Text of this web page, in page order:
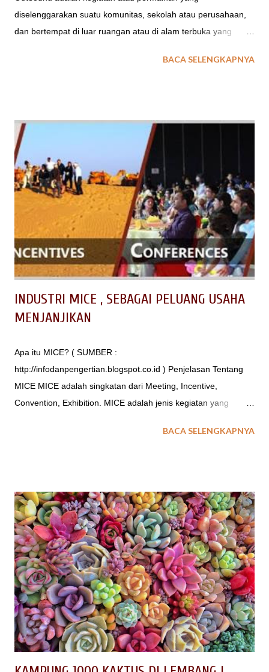
diselenggarakan suatu komunitas, sekolah atau perusahaan,
dan bertempat di luar ruangan atau di alam terbuka yang
menjadi lebih baik atau positif. Ada beberapa jenis permainan
outbound yang dikemas berupa olah raga adalah rafting di
Cimanuk Garut. baca juga : Review Singkat Tentang
Outbound Rafting Bagi kamu pencinta olahraga ekstrim dan
penuh tantangan adrenalin, outbound rafting di Cimanuk Garut
merupakan pilihan tepat. Wisata olahraga air yang menantang
ini berlokasi di Garut, Jawa Barat. Wisata Arung Jeram Rafting
Sungai Cimanuk di Bayongbong Garut, Jawa Barat merupakan
salah satu tempat wisata outbound di Desa Buyongbong,
Kabupaten Ga...
BACA SELENGKAPNYA
INDUSTRI MICE , SEBAGAI PELUANG USAHA
MENJANJIKAN
Apa itu MICE? ( SUMBER :
http://infodanpengertian.blogspot.co.id ) Penjelasan Tentang
MICE MICE adalah singkatan dari Meeting, Incentive,
Convention, Exhibition. MICE adalah jenis kegiatan yang
rencakanan secara matang oleh suatu kelompok atau
baru dalam masyarakat karena belum banyak memiliki
peminat seperti bisnis lainnya. Mengingat masih kurangnya
pengetahuan tentang MICE di Indonesia. Berikut dijelaskan
pengertian MICE menurut para pakar: Menurut Pendit
(1999:25) , MICE diartikan sebagai wisata konvensi, dengan
batasan: usaha jasa konvensi, perjalanan insentif, dan
pameran. Merupakan usaha dengan kegiatan memberi jasa
pelayanan bagi suatu pertemuan sekelompok orang
(negarawan, usahawan, cendikiawan dsb) untuk membahas
ma...
BACA SELENGKAPNYA